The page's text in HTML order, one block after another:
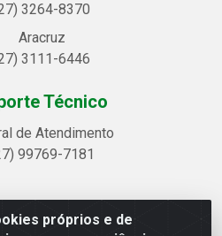
próprios e de
3264-8370
Aracruz
3111-6446
Técnico
de Atendimento
99769-7181
- Avenida Alegre, 2521 -